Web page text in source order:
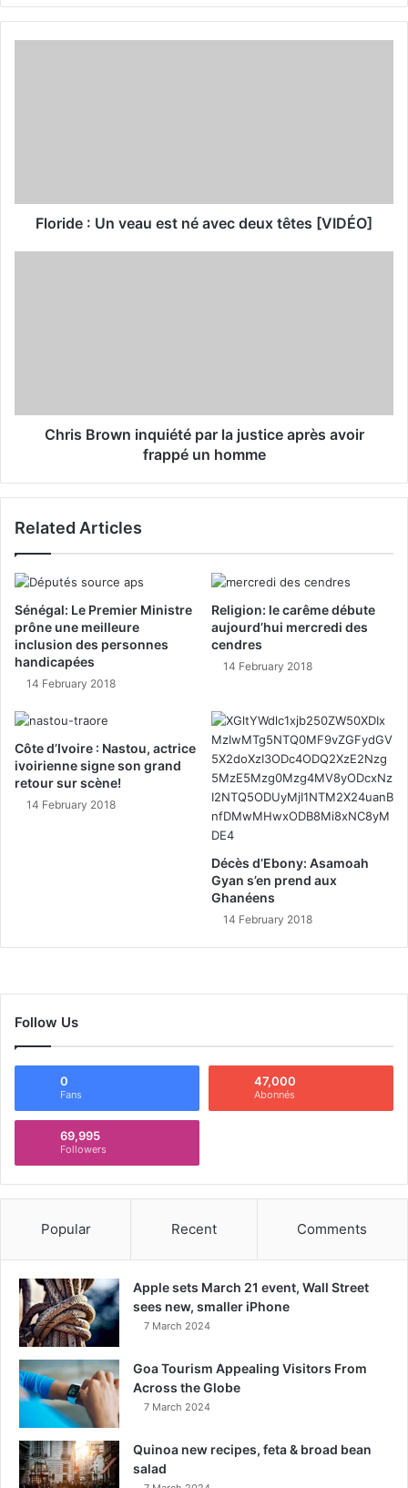
y
Floride : Un veau est né avec deux têtes [VIDÉO]
Chris Brown inquiété par la justice après avoir
frappé un homme
Related Articles
Sénégal: Le Premier Ministre
prône une meilleure
inclusion des personnes
handicapées
14 February 2018
Religion: le carême débute
aujourd’hui mercredi des
cendres
14 February 2018
Côte d’Ivoire : Nastou, actrice
ivoirienne signe son grand
retour sur scène!
14 February 2018
Décès d’Ebony: Asamoah
Gyan s’en prend aux
Ghanéens
14 February 2018
Follow Us
0
Fans
47,000
Abonnés
69,995
Followers
Popular Recent Comments
Apple sets March 21 event, Wall Street
sees new, smaller iPhone
7 March 2024
Goa Tourism Appealing Visitors From
Across the Globe
7 March 2024
Quinoa new recipes, feta & broad bean
salad